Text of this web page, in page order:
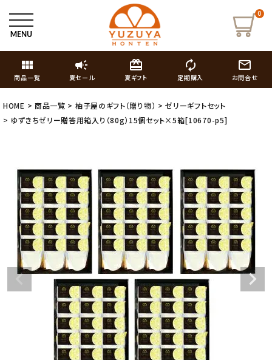
0
view_module
商品一覧
campaign
夏セール
card_giftcard
夏ギフト
autorenew
定期購入
mail_outline
お問合せ
HOME 商品一覧 柚子屋のギフト（贈り物）
ゼリーギフトセット
ゆずきちゼリー贈答用箱入り（80g）15個セット×5箱[10670-p5]